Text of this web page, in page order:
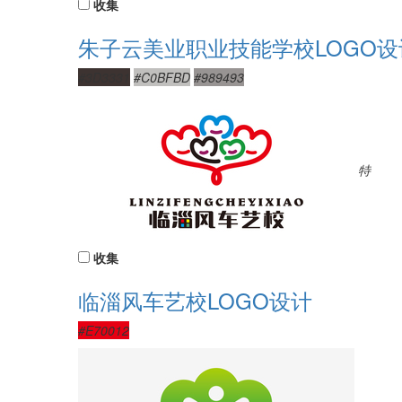
收集
朱子云美业职业技能学校LOGO
#C0BFBD #989493
特
收集
临淄风车艺校LOGO设计
#E70012